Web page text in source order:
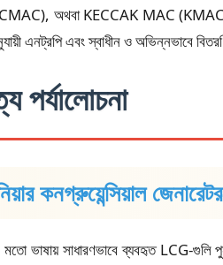
অথবা KECCAK MAC (KMAC)
এনট্রপি এবং স্বাধীন ও অভিন্নভাবে
পর্যালোচনা
কনগ্রুয়েন্সিয়াল
ভাষায় সাধারণভাবে ব্যবহৃত LCG-